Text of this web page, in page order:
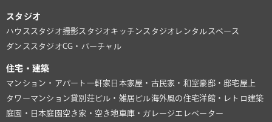
スタジオ
ハウススタジオ撮影スタジオキッチンスタジオ レンタルスペース
ダンススタジオCG・バーチャル
住宅・建築
マンション・アパート 一軒家 日本家屋・古民家・和室豪邸・邸宅屋上
タワーマンション貸別荘ビル・雑居ビル海外風の住宅洋館・レトロ建築
庭園・日本庭園 空き家・空き地 車庫・ガレージ エレベーター